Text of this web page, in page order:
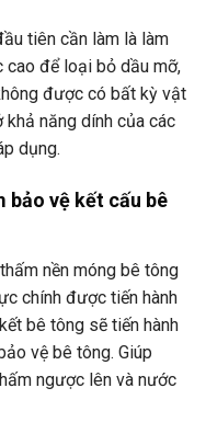
tiên cần làm là làm
cao để loại bỏ dầu mỡ,
được có bất kỳ vật
năng dính của các
dụng.
bảo vệ kết cấu bê
nền móng bê tông
chính được tiến hành
bê tông sẽ tiến hành
vệ bê tông. Giúp
ngược lên và nước